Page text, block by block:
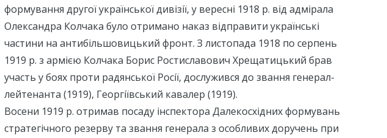
формування другої української дивізії, у вересні 1918 р. від адмірала
Олександра Колчака було отримано наказ відправити українські
частини на антибільшовицький фронт. З листопада 1918 по серпень
1919 р. з армією Колчака Борис Ростиславович Хрещатицький брав
участь у боях проти радянської Росії, дослужився до звання генерал-
лейтенанта (1919), Георгіївський кавалер (1919).
Восени 1919 р. отримав посаду інспектора Далекосхідних формувань
стратегічного резерву та звання генерала з особливих доручень при